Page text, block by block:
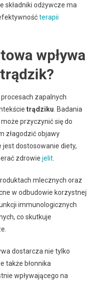
składniki odżywcze ma
terapii
wpływa
zapalnych
trądziku . Badania
przyczynić się do
złagodzić objawy
dostosowanie diety,
zdrowie jelit.
mlecznych oraz
w odbudowie korzystnej
immunologicznych
co skutkuje
dostarcza nie tylko
także błonnika
wpływającego na